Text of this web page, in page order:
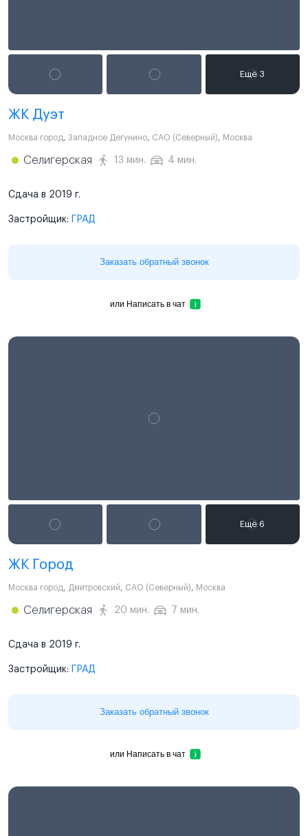
ЖК Дуэт
Москва город, Западное Дегунино, САО (Северный), Москва
Селигерская 13 мин. 4 мин.
Сдача в 2019 г.
Застройщик: ГРАД
Заказать обратный звонок
или Написать в чат
ЖК Город
Москва город, Дмитровский, САО (Северный), Москва
Селигерская 20 мин. 7 мин.
Сдача в 2019 г.
Застройщик: ГРАД
Заказать обратный звонок
или Написать в чат